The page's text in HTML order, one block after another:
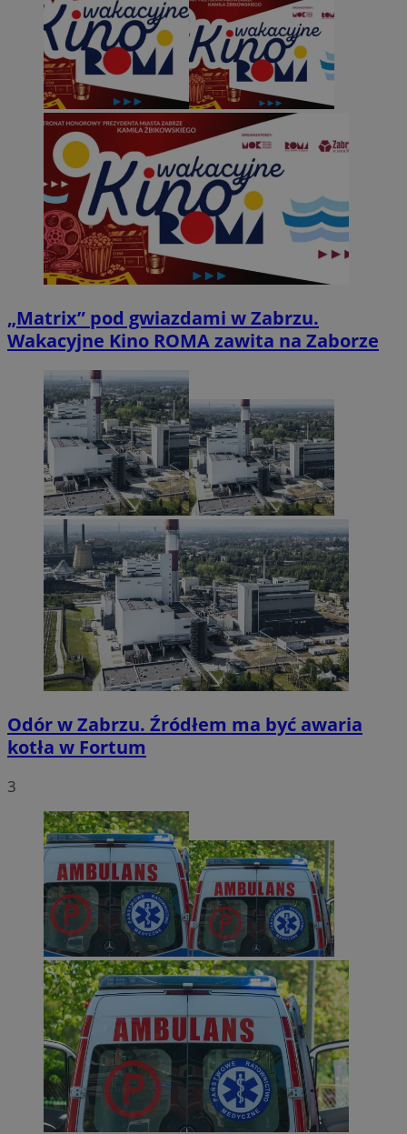
„Matrix” pod gwiazdami w Zabrzu.
Wakacyjne Kino ROMA zawita na Zaborze
Odór w Zabrzu. Źródłem ma być awaria
kotła w Fortum
3